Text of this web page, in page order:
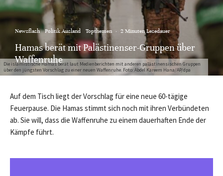
Die islamistische Hamas berät laut Medienberichten mit anderen palästinensischen Gruppen
über den jüngsten Vorschlag zu einer neuen Waffenruhe. Foto: Abdel Kareem Hana/AP/dpa
Newsflash Politik Ausland Topthemen · 2 Minuten Lesedauer
Hamas berät mit Palästinenser-Gruppen über
Waffenruhe
Auf dem Tisch liegt der Vorschlag für eine neue 60-tägige
Feuerpause. Die Hamas stimmt sich noch mit ihren Verbündeten
ab. Sie will, dass die Waffenruhe zu einem dauerhaften Ende der
Kämpfe führt.